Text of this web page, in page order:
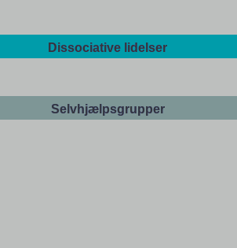
Dissociative lidelser
Selvhjælpsgrupper